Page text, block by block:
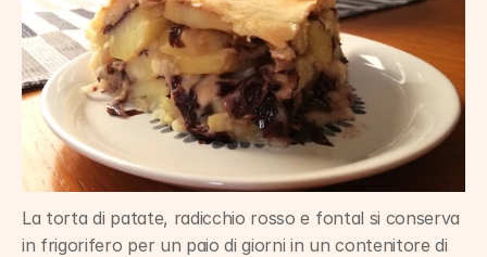
La torta di patate, radicchio rosso e fontal si conserva
in frigorifero per un paio di giorni in un contenitore di